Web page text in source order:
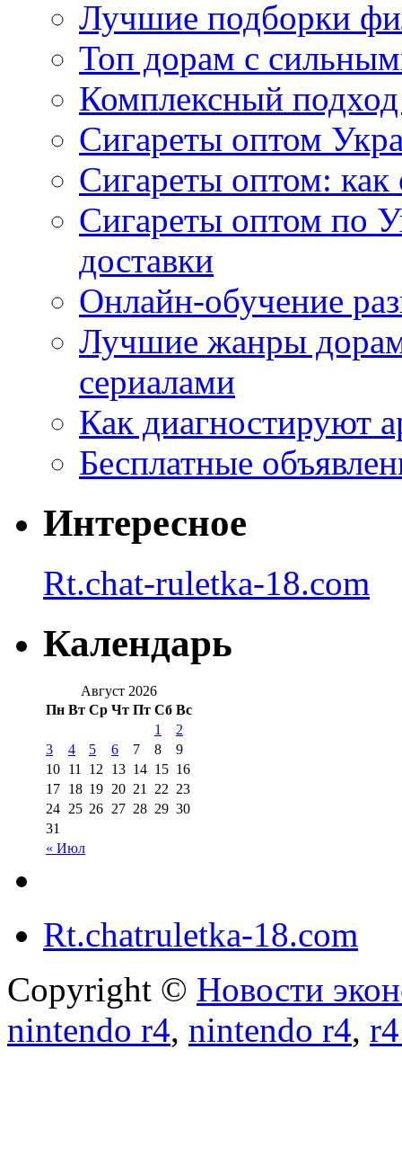
Лучшие подборки
Топ дорам с
Комплексный
Сигареты оптом
Сигареты оптом: как
Сигареты оптом по
доставки
Онлайн-обучение
Лучшие жанры дорам
сериалами
Как диагностируют
Бесплатные
Интересное
Rt.chat-ruletka-18.com
Календарь
Август 2026
Пн Вт Ср Чт Пт Сб Вс
« Июл
1
2
3
4 5 6 7 8
9
10 11 12 13 14 15 16
17 18 19 20 21 22 23
24 25 26 27 28 29 30
31
Rt.chatruletka-18.com
Copyright © Новости
nintendo r4, nintendo r4,